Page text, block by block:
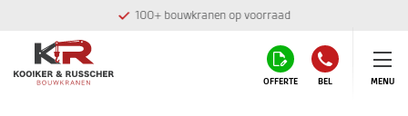
100+ bouwkranen op voorraad
OFFERTE BEL MENU